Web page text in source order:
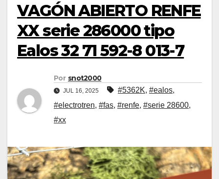
VAGÓN ABIERTO RENFE
XX serie 286000 tipo
Ealos 32 71 592-8 013-7
Por snot2000
JUL 16, 2025 #5362K, #ealos,
#electrotren, #fas, #renfe, #serie 28600,
#xx